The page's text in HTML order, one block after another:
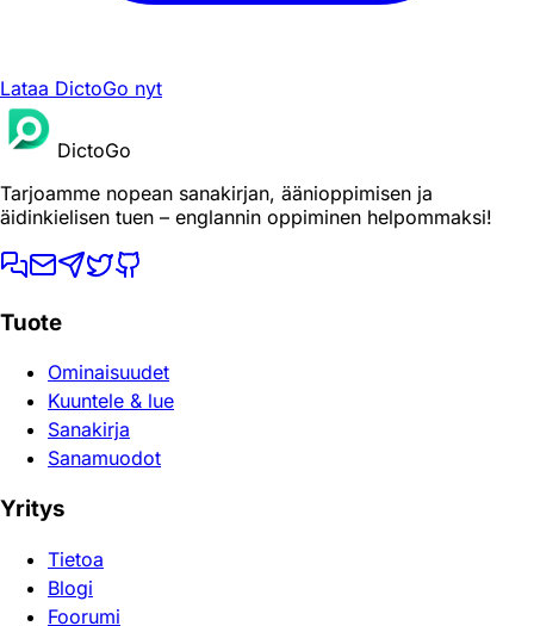
Lataa DictoGo nyt
DictoGo
Tarjoamme nopean sanakirjan, äänioppimisen ja
äidinkielisen tuen – englannin oppiminen helpommaksi!
Tuote
Ominaisuudet
Kuuntele & lue
Sanakirja
Sanamuodot
Yritys
Tietoa
Blogi
Foorumi